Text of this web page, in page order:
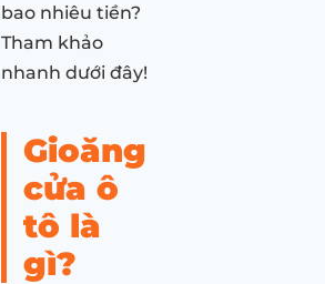
bao nhiêu tiền?
Tham khảo
nhanh dưới đây!
Gioăng
cửa ô
tô là
gì?